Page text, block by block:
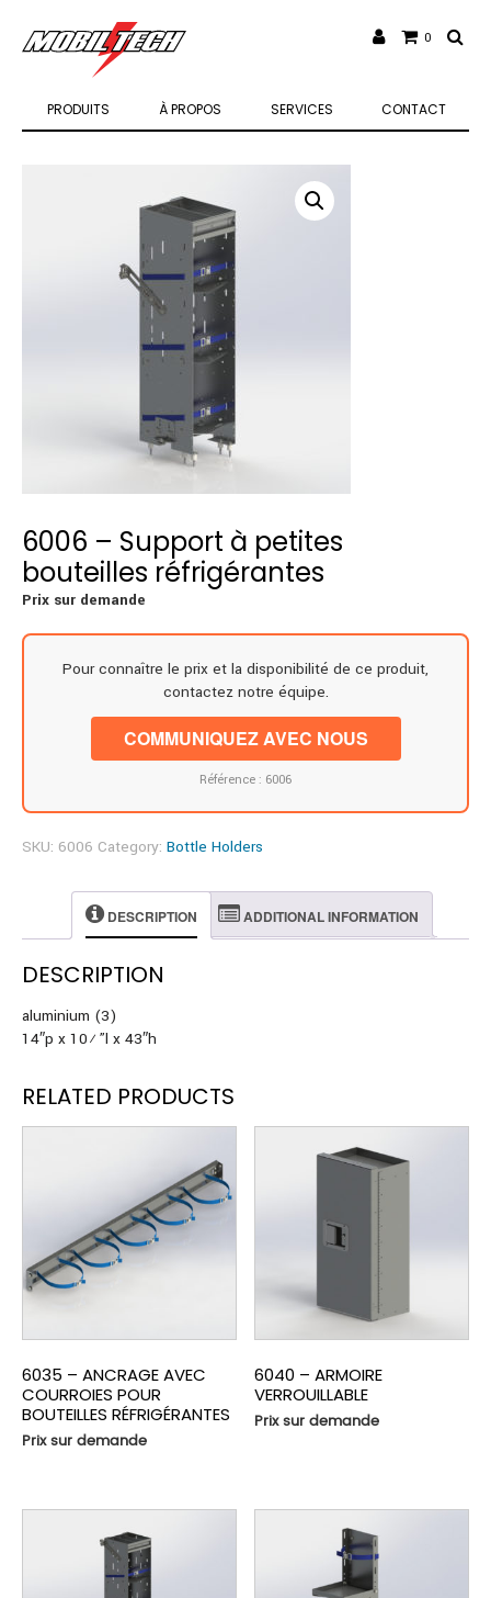
PRODUITS À PROPOS SERVICES CONTACT
0
6006 – Support à petites
bouteilles réfrigérantes
Prix sur demande
Pour connaître le prix et la disponibilité de ce produit,
contactez notre équipe.
COMMUNIQUEZ AVEC NOUS
Référence : 6006
SKU: 6006 Category: Bottle Holders
DESCRIPTION ADDITIONAL INFORMATION
DESCRIPTION
aluminium (3)
14″p x 10½”l x 43″h
RELATED PRODUCTS
6035 – ANCRAGE AVEC
COURROIES POUR
BOUTEILLES RÉFRIGÉRANTES
Prix sur demande
6040 – ARMOIRE
VERROUILLABLE
Prix sur demande